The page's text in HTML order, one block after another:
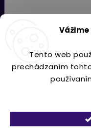
Tento web
prechádzaním
Copyright 2026
VytvořilShoptet| Design